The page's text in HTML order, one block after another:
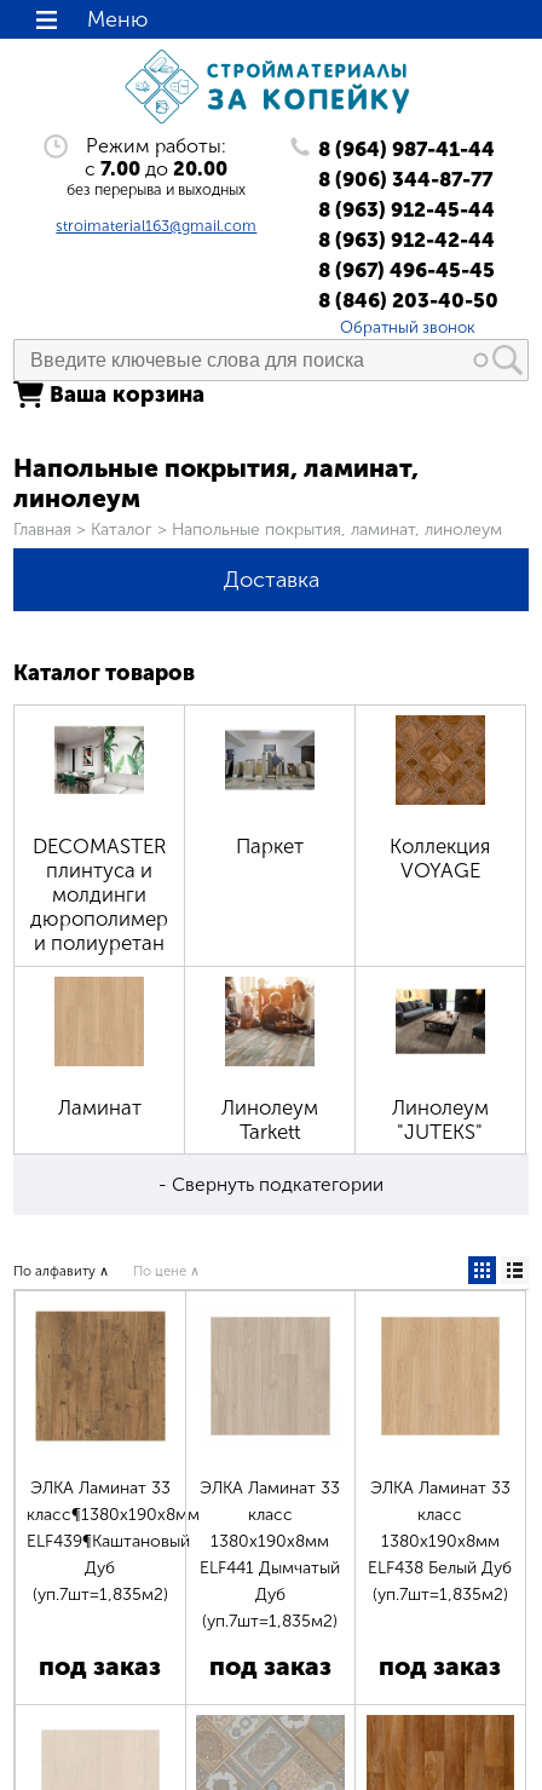
Режим работы:
с7.00 до20.00
без перерыва и выходных
stroimaterial163@gmail.com
8 (964) 987-41-44
8 (906) 344-87-77
8 (963) 912-45-44
8 (963) 912-42-44
8 (967) 496-45-45
8 (846) 203-40-50
Обратный звонок
Ваша корзина
Меню
Напольные покрытия, ламинат,
линолеум
Вы здесь
Главная > Каталог > Напольные покрытия, ламинат, линолеум
Доставка
Каталог товаров
DECOMASTER
плинтуса и
молдинги
дюрополимер
и полиуретан
Паркет
Коллекция
VOYAGE
Ламинат
Линолеум
Tarkett
Линолеум
"JUTEKS"
- Свернуть подкатегории
По алфавиту ∧ По цене ∧
ЭЛКА Ламинат 33
класс¶1380х190х8мм
ELF439¶Каштановый
Дуб
(уп.7шт=1,835м2)
под заказ
ЭЛКА Ламинат 33
класс
1380х190х8мм
ELF441 Дымчатый
Дуб
(уп.7шт=1,835м2)
под заказ
ЭЛКА Ламинат 33
класс
1380х190х8мм
ELF438 Белый Дуб
(уп.7шт=1,835м2)
под заказ